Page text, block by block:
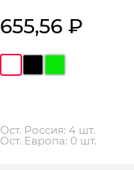
655,56 ₽
Ост. Россия: 4 шт.
Ост. Европа: 0 шт.